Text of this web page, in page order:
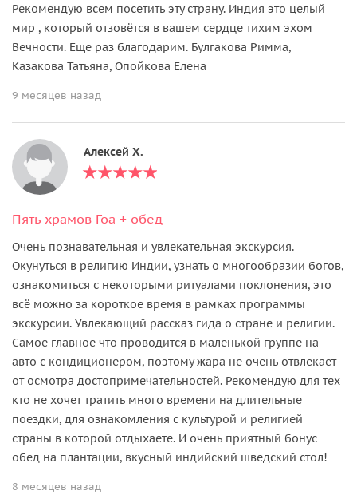
Рекомендую всем посетить эту страну. Индия это целый
мир , который отзовётся в вашем сердце тихим эхом
Вечности. Еще раз благодарим. Булгакова Римма,
Казакова Татьяна, Опойкова Елена
9 месяцев назад
Алексей Х.
Пять храмов Гоа + обед
Очень познавательная и увлекательная экскурсия.
Окунуться в религию Индии, узнать о многообразии богов,
ознакомиться с некоторыми ритуалами поклонения, это
всё можно за короткое время в рамках программы
экскурсии. Увлекающий рассказ гида о стране и религии.
Самое главное что проводится в маленькой группе на
авто с кондиционером, поэтому жара не очень отвлекает
от осмотра достопримечательностей. Рекомендую для тех
кто не хочет тратить много времени на длительные
поездки, для ознакомления с культурой и религией
страны в которой отдыхаете. И очень приятный бонус
обед на плантации, вкусный индийский шведский стол!
8 месяцев назад